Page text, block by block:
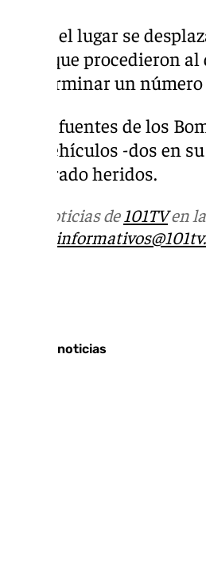
Hasta el lugar se
Civil, que procedieron
a determinar un
Según fuentes de los
tres vehículos -dos en
registrado heridos.
Más noticias de101TVen
Últimas noticias